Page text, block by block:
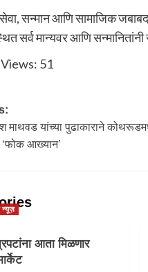
सन्मान आणि सामाजिक
सर्व मान्यवर आणि
51
माथवड यांच्या पुढाकाराने
आख्यान’
न्यूज़
आता मिळणार